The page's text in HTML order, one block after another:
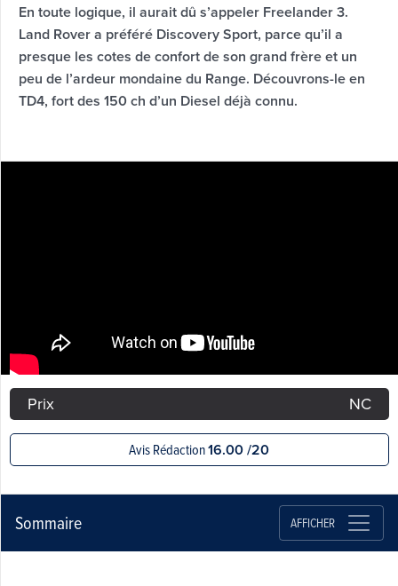
En toute logique, il aurait dû s’appeler Freelander 3.
Land Rover a préféré Discovery Sport, parce qu’il a
presque les cotes de confort de son grand frère et un
peu de l’ardeur mondaine du Range. Découvrons-le en
TD4, fort des 150 ch d’un Diesel déjà connu.
Prix NC
Avis Rédaction16.00 /20
Sommaire AFFICHER